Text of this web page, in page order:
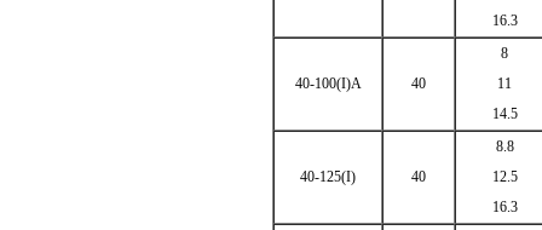
16.3
40-100(I)A 40
8
11
14.5
40-125(I) 40
8.8
12.5
16.3